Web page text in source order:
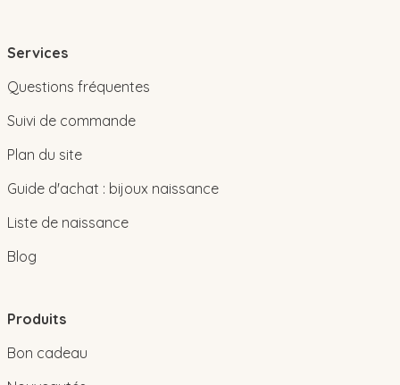
Services
Questions fréquentes
Suivi de commande
Plan du site
Guide d'achat : bijoux naissance
Liste de naissance
Blog
Produits
Bon cadeau